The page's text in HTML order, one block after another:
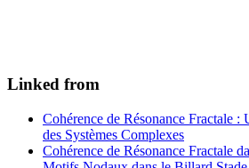
Linked from
Cohérence de Résonance Fractale
des Systèmes Complexes
Cohérence de Résonance Fractale